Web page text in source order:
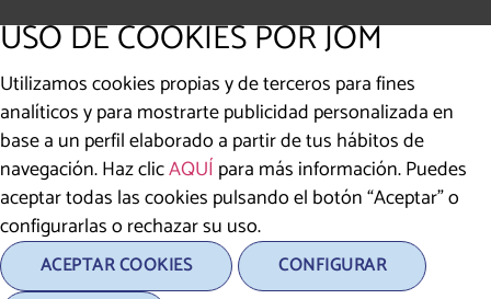
USO DE COOKIES POR JOM
Utilizamos cookies propias y de terceros para fines
analíticos y para mostrarte publicidad personalizada en
base a un perfil elaborado a partir de tus hábitos de
navegación. Haz clicAQUÍ para más información. Puedes
aceptar todas las cookies pulsando el botón “Aceptar” o
configurarlas o rechazar su uso.
ACEPTAR COOKIES
CONFIGURAR